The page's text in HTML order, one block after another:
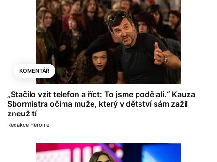
KOMENTÁŘ
„Stačilo vzít telefon a říct: To jsme podělali.“ Kauza
Sbormistra očima muže, který v dětství sám zažil
zneužití
Redakce Heroine